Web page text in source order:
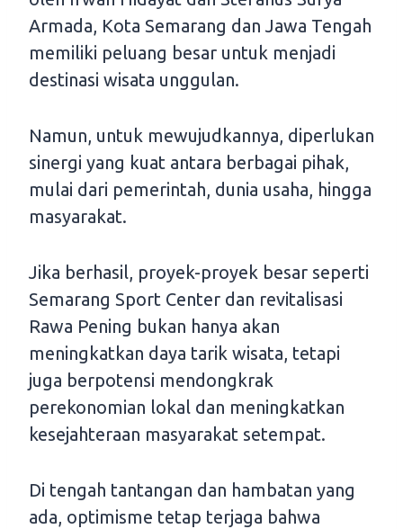
Armada, Kota Semarang dan Jawa Tengah
memiliki peluang besar untuk menjadi
destinasi wisata unggulan.
Namun, untuk mewujudkannya, diperlukan
sinergi yang kuat antara berbagai pihak,
mulai dari pemerintah, dunia usaha, hingga
masyarakat.
Jika berhasil, proyek-proyek besar seperti
Semarang Sport Center dan revitalisasi
Rawa Pening bukan hanya akan
meningkatkan daya tarik wisata, tetapi
juga berpotensi mendongkrak
perekonomian lokal dan meningkatkan
kesejahteraan masyarakat setempat.
Di tengah tantangan dan hambatan yang
ada, optimisme tetap terjaga bahwa